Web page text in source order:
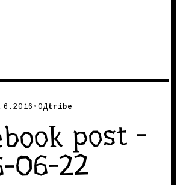
•ОДtribe
post -
06-22